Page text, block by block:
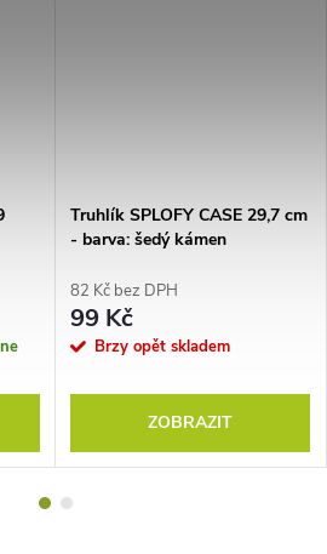
Truhlík SPLOFY CASE 29,7 cm
- barva: šedý kámen
82 Kč bez DPH
99 Kč
Brzy opět skladem
ZOBRAZIT